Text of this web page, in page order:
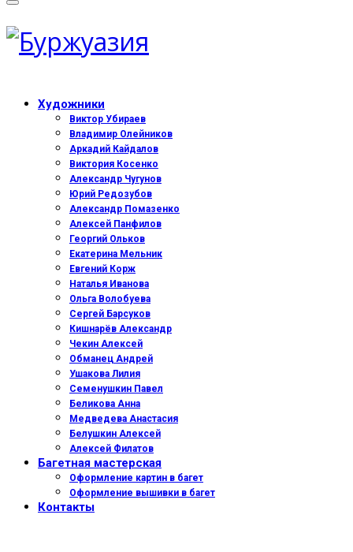
Художники
Виктор Убираев
Владимир Олейников
Аркадий Кайдалов
Виктория Косенко
Александр Чугунов
Юрий Редозубов
Александр Помазенко
Алексей Панфилов
Георгий Ольков
Екатерина Мельник
Евгений Корж
Наталья Иванова
Ольга Волобуева
Сергей Барсуков
Кишнарёв Александр
Чекин Алексей
Обманец Андрей
Ушакова Лилия
Семенушкин Павел
Беликова Анна
Медведева Анастасия
Белушкин Алексей
Алексей Филатов
Багетная мастерская
Оформление картин в багет
Оформление вышивки в багет
Контакты